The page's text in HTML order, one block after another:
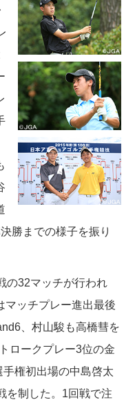
勝までの様子を振り
の32マッチが行われ
マッチプレー進出最後
、村山駿も高橋彗を
ロークプレー3位の金
権初出場の中島啓太
を制した。1回戦で注